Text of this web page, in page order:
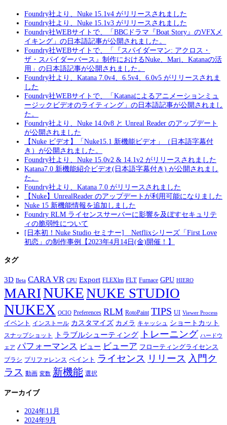
Foundry社より、Nuke 15.1v4 がリリースされました
Foundry社より、Nuke 15.1v3 がリリースされました
Foundry社WEBサイトで、「BBCドラマ『Boat Story』のVFXメ
イキング」の日本語記事が公開されました。
Foundry社WEBサイトで、「『スパイダーマン: アクロス・
ザ・スパイダーバース』制作におけるNuke、Mari、Katanaの活
用」の日本語記事が公開されました。
Foundry社より、Katana 7.0v4、6.5v4、6.0v5 がリリースされま
した
Foundry社WEBサイトで、「Katanaによるアニメーションミュ
ージックビデオのライティング」の日本語記事が公開されまし
た。
Foundry社より、Nuke 14.0v8 と Unreal Reader のアップデート
が公開されました
【Nuke ビデオ】「Nuke15.1 新機能ビデオ」（日本語字幕付
き）が公開されました。
Foundry社より、Nuke 15.0v2 & 14.1v2 がリリースされました
Katana7.0 新機能紹介ビデオ(日本語字幕付き) が公開されまし
た。
Foundry社より、Katana 7.0 がリリースされました
【Nuke】UnrealReader のアップデートが利用可能になりました
Nuke 15 新機能情報を追加しました
Foundry RLM ライセンスサーバーに影響を及ぼすセキュリテ
ィの脆弱性について
[日本初！Nuke Studio セミナー] Netflixシリーズ「First Love
初恋」の制作事例【2023年4月14日(金)開催！】
タグ
3D Beta CARA VR CPU Export FLEXlm FLT Furnace GPU HIERO
MARINUKENUKE STUDIO
NUKEX OCIO Preferences RLM RotoPaint TIPS UI Viewer Process
イベント インストール カスタマイズ カメラ キャッシュ ショートカット
スナップショット トラブルシューティング トレーニング ハードウ
ェア パフォーマンス ビュー ビューア フローティングライセンス
ブラシ プリファレンス ペイント ライセンス リリース 入門ク
ラス 動画 変数 新機能 選択
アーカイブ
2024年11月
2024年9月